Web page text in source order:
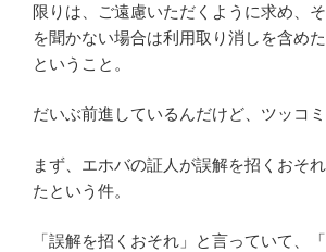
限りは、ご遠慮いただくように求め、
を聞かない場合は利用取り消しを含め
ということ。
だいぶ前進しているんだけど、ツッコミ
まず、エホバの証人が誤解を招くおそ
たという件。
「誤解を招くおそれ」と言っていて、